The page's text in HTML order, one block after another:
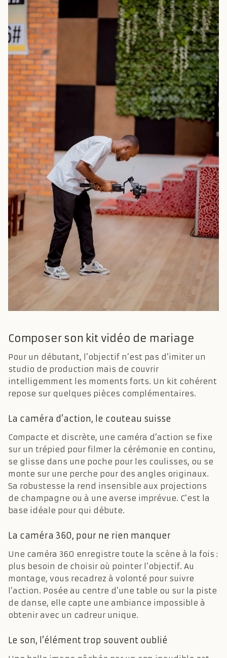
Composer son kit vidéo de mariage
Pour un débutant, l’objectif n’est pas d’imiter un
studio de production mais de couvrir
intelligemment les moments forts. Un kit cohérent
repose sur quelques pièces complémentaires.
La caméra d’action, le couteau suisse
Compacte et discrète, une caméra d’action se fixe
sur un trépied pour filmer la cérémonie en continu,
se glisse dans une poche pour les coulisses, ou se
monte sur une perche pour des angles originaux.
Sa robustesse la rend insensible aux projections
de champagne ou à une averse imprévue. C’est la
base idéale pour qui débute.
La caméra 360, pour ne rien manquer
Une caméra 360 enregistre toute la scène à la fois :
plus besoin de choisir où pointer l’objectif. Au
montage, vous recadrez à volonté pour suivre
l’action. Posée au centre d’une table ou sur la piste
de danse, elle capte une ambiance impossible à
obtenir avec un cadreur unique.
Le son, l’élément trop souvent oublié